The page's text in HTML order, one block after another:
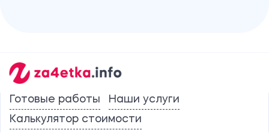
Готовые работы
Наши услуги
Калькулятор стоимости